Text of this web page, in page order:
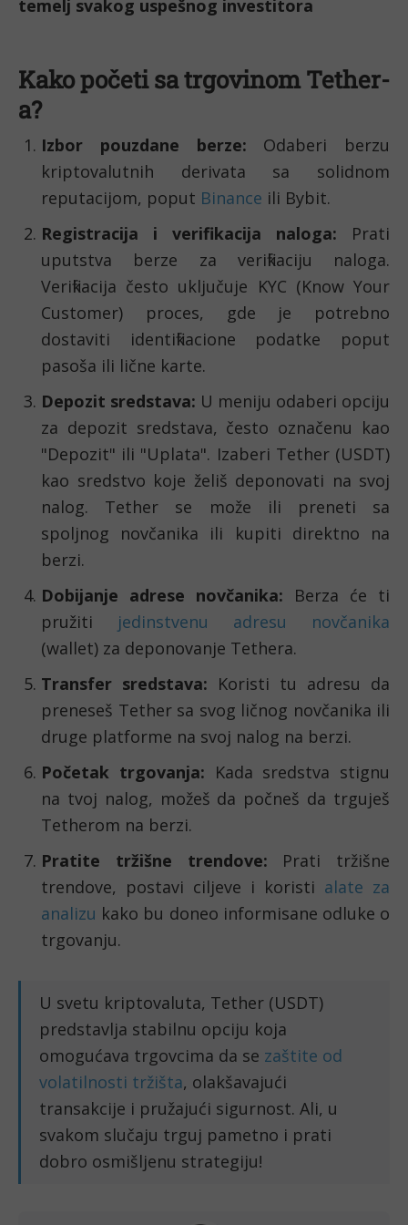
temelj svakog uspešnog investitora
Kako početi sa trgovinom Tether-
a?
Izbor pouzdane berze: Odaberi berzu
kriptovalutnih derivata sa solidnom
reputacijom, poput Binance ili Bybit.
Registracija i verifikacija naloga: Prati
uputstva berze za verifikaciju naloga.
Verifikacija često uključuje KYC (Know Your
Customer) proces, gde je potrebno
dostaviti identifikacione podatke poput
pasoša ili lične karte.
Depozit sredstava: U meniju odaberi opciju
za depozit sredstava, često označenu kao
"Depozit" ili "Uplata". Izaberi Tether (USDT)
kao sredstvo koje želiš deponovati na svoj
nalog. Tether se može ili preneti sa
spoljnog novčanika ili kupiti direktno na
berzi.
Dobijanje adrese novčanika: Berza će ti
pružiti jedinstvenu adresu novčanika
(wallet) za deponovanje Tethera.
Transfer sredstava: Koristi tu adresu da
preneseš Tether sa svog ličnog novčanika ili
druge platforme na svoj nalog na berzi.
Početak trgovanja: Kada sredstva stignu
na tvoj nalog, možeš da počneš da trguješ
Tetherom na berzi.
Pratite tržišne trendove: Prati tržišne
trendove, postavi ciljeve i koristi alate za
analizu kako bu doneo informisane odluke o
trgovanju.
U svetu kriptovaluta, Tether (USDT)
predstavlja stabilnu opciju koja
omogućava trgovcima da se zaštite od
volatilnosti tržišta, olakšavajući
transakcije i pružajući sigurnost. Ali, u
svakom slučaju trguj pametno i prati
dobro osmišljenu strategiju!